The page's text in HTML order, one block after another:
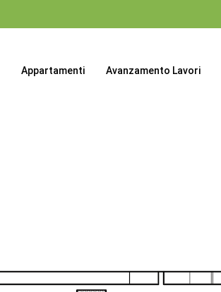
Appartamenti Avanzamento Lavori